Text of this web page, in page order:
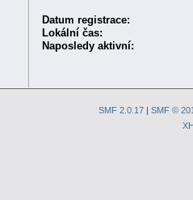
Datum registrace:
Lokální čas:
Naposledy aktivní:
SMF 2.0.17| SMF ©